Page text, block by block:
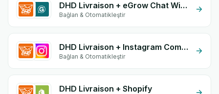
DHD Livraison + eGrow Chat Widget
Bağlan & Otomatikleştir
DHD Livraison + Instagram Comment
Bağlan & Otomatikleştir
DHD Livraison + Shopify